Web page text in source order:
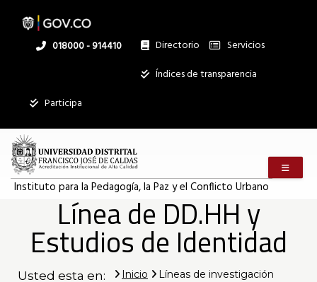
contenido
Linea
018000 - 914410 Directorio
Institucional
Servicios
Índices de transparencia
Participa
Instituto para la Pedagogía, la Paz y el Conflicto Urbano
Línea de DD.HH y
Estudios de Identidad
registros
Buscar:
Servicios
Ningún dato
esta tabla
registros
Usted esta en: Inicio
Líneas de investigación